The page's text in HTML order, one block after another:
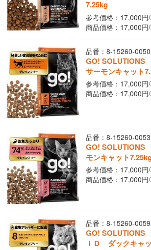
取り扱い店舗
閉じる
7.25kg
参考価格：17,000円/
商品価格：17,000円/
品番：8-15260-
GO!
サーモンキャット
参考価格：17,000円/
商品価格：17,000円/
品番：8-15260-
GO!
モンキャット
参考価格：17,000円/
商品価格：17,000円/
品番：8-15260-
GO!
ＩＤ ダックキャ